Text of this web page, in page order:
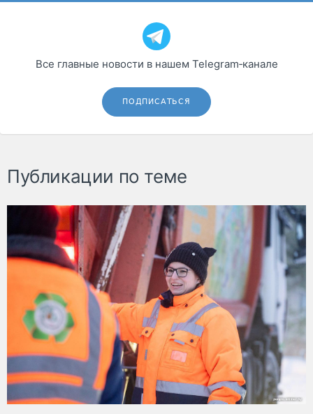
Все главные новости в нашем Telegram‑канале
ПОДПИСАТЬСЯ
Публикации по теме